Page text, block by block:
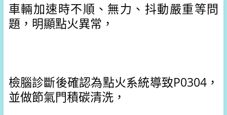
車輛加速時不順、無力、抖動嚴重等問
題，明顯點火異常，
檢腦診斷後確認為點火系統導致P0304，
並做節氣門積碳清洗，